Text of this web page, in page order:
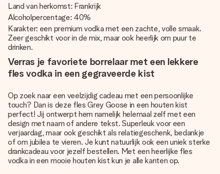
Land van herkomst: Frankrijk
Alcoholpercentage: 40%
Karakter: een premium vodka met een zachte, volle smaak.
Zeer geschikt voor in de mix, maar ook heerlijk om puur te
drinken.
Verras je favoriete borrelaar met een lekkere
fles vodka in een gegraveerde kist
Op zoek naar een veelzijdig cadeau met een persoonlijke
touch? Dan is deze fles Grey Goose in een houten kist
perfect! Jij ontwerpt hem namelijk helemaal zelf met een
design met naam of andere tekst. Superleuk voor een
verjaardag, maar ook geschikt als relatiegeschenk, bedankje
of om jubilea te vieren. Je kunt natuurlijk ook een uniek sterke
drankcadeau voor jezelf bestellen. Met een heerlijke fles
vodka in een mooie houten kist kun je alle kanten op.